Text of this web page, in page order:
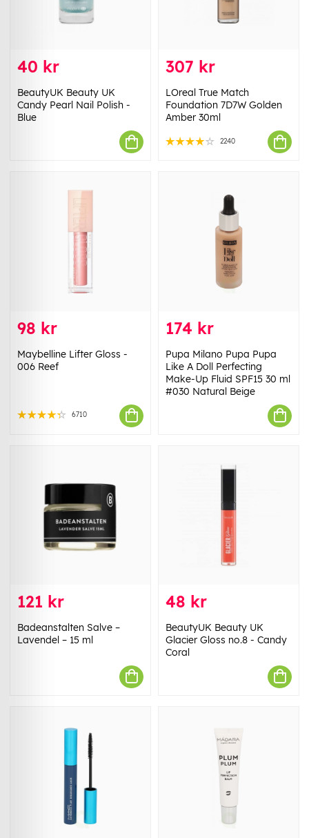
40 kr
BeautyUK Beauty UK
Candy Pearl Nail Polish -
Blue
307 kr
LOreal True Match
Foundation 7D7W Golden
Amber 30ml
2240
98 kr
Maybelline Lifter Gloss -
006 Reef
6710
174 kr
Pupa Milano Pupa Pupa
Like A Doll Perfecting
Make-Up Fluid SPF15 30 ml
#030 Natural Beige
121 kr
Badeanstalten Salve –
Lavendel – 15 ml
48 kr
BeautyUK Beauty UK
Glacier Gloss no.8 - Candy
Coral